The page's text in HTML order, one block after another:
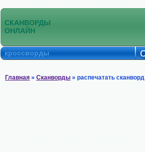
СКАНВОРДЫ
ОНЛАЙН
кроссворды
Главная » Сканворды » распечатать сканворд